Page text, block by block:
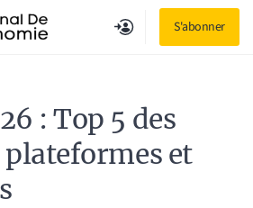
S'abonner
: Top 5 des
et